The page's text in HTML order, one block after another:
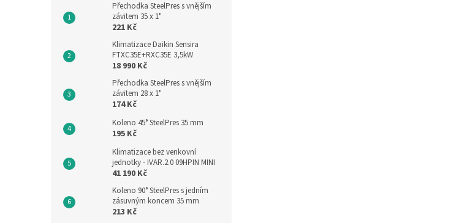
Přechodka SteelPres s vnějším
závitem 35 x 1"
221 Kč
Klimatizace Daikin Sensira
FTXC35E+RXC35E 3,5kW
18 990 Kč
Přechodka SteelPres s vnějším
závitem 28 x 1"
174 Kč
Koleno 45° SteelPres 35 mm
195 Kč
Klimatizace bez venkovní
jednotky - IVAR.2.0 09HPIN MINI
41 190 Kč
Koleno 90° SteelPres s jedním
zásuvným koncem 35 mm
213 Kč